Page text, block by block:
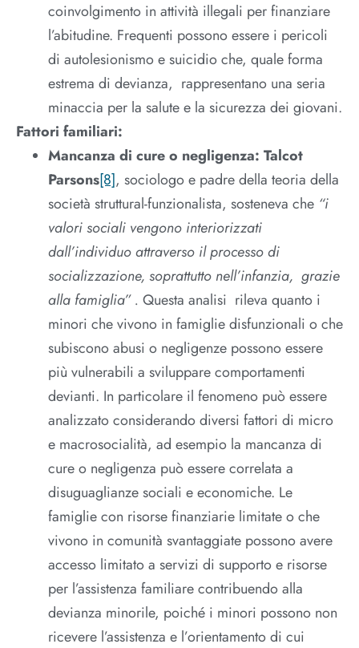
coinvolgimento in attività illegali per finanziare
l’abitudine. Frequenti possono essere i pericoli
di autolesionismo e suicidio che, quale forma
estrema di devianza, rappresentano una seria
minaccia per la salute e la sicurezza dei giovani.
Fattori familiari:
Mancanza di cure o negligenza: Talcot
Parsons[8], sociologo e padre della teoria della
società struttural-funzionalista, sosteneva che “i
valori sociali vengono interiorizzati
dall’individuo attraverso il processo di
socializzazione, soprattutto nell’infanzia, grazie
alla famiglia” . Questa analisi rileva quanto i
minori che vivono in famiglie disfunzionali o che
subiscono abusi o negligenze possono essere
più vulnerabili a sviluppare comportamenti
devianti. In particolare il fenomeno può essere
analizzato considerando diversi fattori di micro
e macrosocialità, ad esempio la mancanza di
cure o negligenza può essere correlata a
disuguaglianze sociali e economiche. Le
famiglie con risorse finanziarie limitate o che
vivono in comunità svantaggiate possono avere
accesso limitato a servizi di supporto e risorse
per l’assistenza familiare contribuendo alla
devianza minorile, poiché i minori possono non
ricevere l’assistenza e l’orientamento di cui